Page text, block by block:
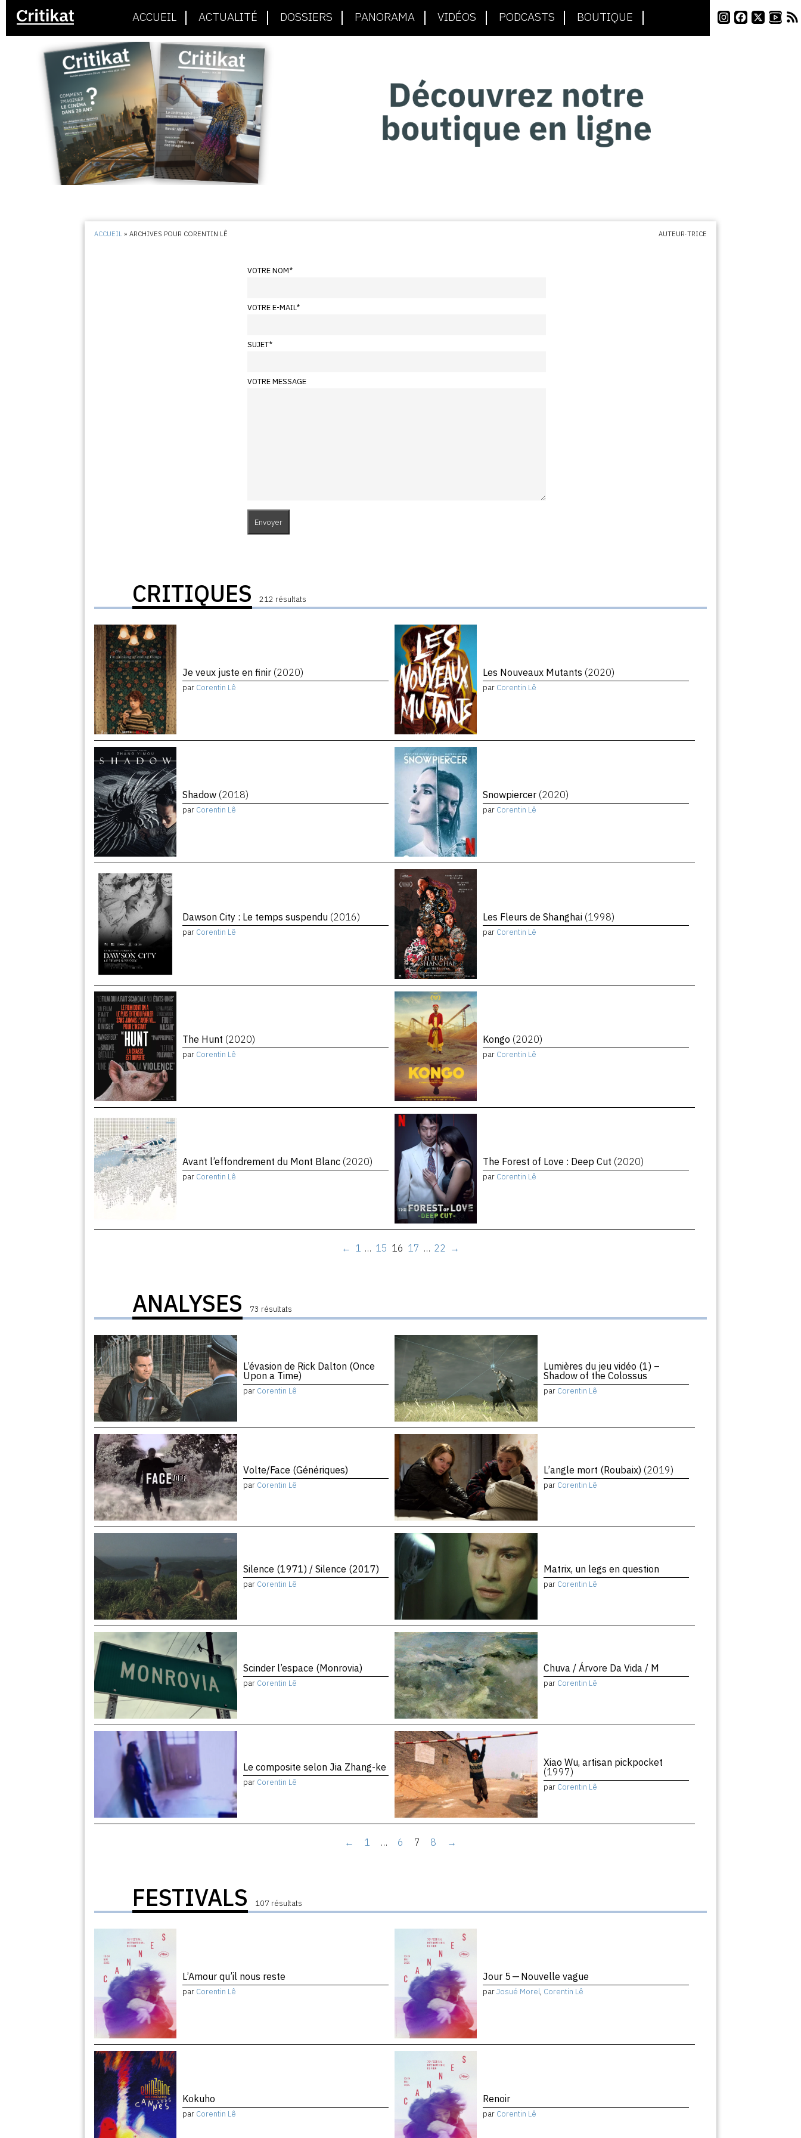
ACCUEIL ACTUALITÉ DOSSIERS PANORAMA VIDÉOS PODCASTS BOUTIQUE
ACCUEIL »ARCHIVES POUR CORENTIN LÊ AUTEUR·TRICE
VOTRE NOM*
VOTRE E-MAIL*
SUJET*
VOTRE MESSAGE
CRITIQUES 212 résultats
Je veux juste en finir (2020)
par Corentin Lê
Les Nouveaux Mutants (2020)
par Corentin Lê
Shadow (2018)
par Corentin Lê
Snowpiercer (2020)
par Corentin Lê
Dawson City : Le temps suspendu (2016)
par Corentin Lê
Les Fleurs de Shanghai (1998)
par Corentin Lê
The Hunt (2020)
par Corentin Lê
Kongo (2020)
par Corentin Lê
Avant l’effondrement du Mont Blanc (2020)
par Corentin Lê
The Forest of Love : Deep Cut (2020)
par Corentin Lê
← 1 … 15 16 17 … 22 →
ANALYSES 73 résultats
L’évasion de Rick Dalton (Once
Upon a Time)
par Corentin Lê
Lumières du jeu vidéo (1) –
Shadow of the Colossus
par Corentin Lê
Volte/Face (Génériques)
par Corentin Lê
L’angle mort (Roubaix) (2019)
par Corentin Lê
Silence (1971) / Silence (2017)
par Corentin Lê
Matrix, un legs en question
par Corentin Lê
Scinder l’espace (Monrovia)
par Corentin Lê
Chuva / Árvore Da Vida / M
par Corentin Lê
Le composite selon Jia Zhang-ke
par Corentin Lê
Xiao Wu, artisan pickpocket
(1997)
par Corentin Lê
← 1 … 6 7 8 →
FESTIVALS 107 résultats
L’Amour qu’il nous reste
par Corentin Lê
Jour 5 — Nouvelle vague
parJosué Morel, Corentin Lê
Kokuho
par Corentin Lê
Renoir
par Corentin Lê